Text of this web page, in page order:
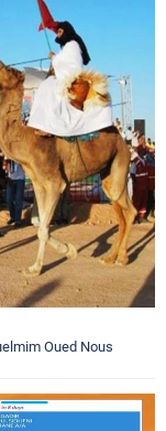
Oued Nous